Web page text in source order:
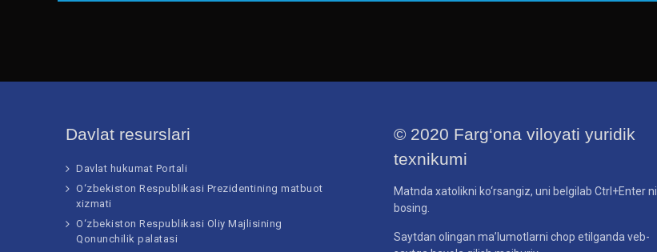
Davlat resurslari
Davlat hukumat Portali
O‘zbekiston Respublikasi Prezidentining matbuot
xizmati
O‘zbekiston Respublikasi Oliy Majlisining
Qonunchilik palatasi
© 2020 Farg‘ona viloyati yuridik
texnikumi
Matnda xatolikni ko‘rsangiz, uni belgilab Ctrl+Enter ni
bosing.
Saytdan olingan ma’lumotlarni chop etilganda veb-